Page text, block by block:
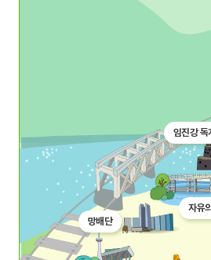
임진강 독
자유
망배단